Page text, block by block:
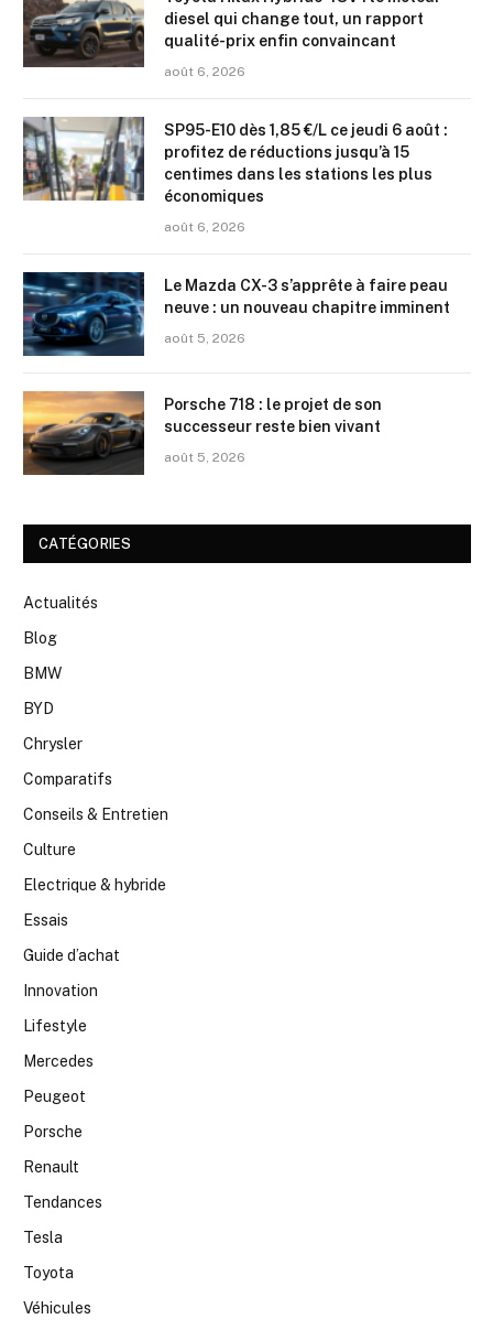
diesel qui change tout, un rapport
qualité-prix enfin convaincant
août 6, 2026
SP95-E10 dès 1,85 €/L ce jeudi 6 août :
profitez de réductions jusqu’à 15
centimes dans les stations les plus
économiques
août 6, 2026
Le Mazda CX-3 s’apprête à faire peau
neuve : un nouveau chapitre imminent
août 5, 2026
Porsche 718 : le projet de son
successeur reste bien vivant
août 5, 2026
CATÉGORIES
Actualités
Blog
BMW
BYD
Chrysler
Comparatifs
Conseils & Entretien
Culture
Electrique & hybride
Essais
Guide d’achat
Innovation
Lifestyle
Mercedes
Peugeot
Porsche
Renault
Tendances
Tesla
Toyota
Véhicules